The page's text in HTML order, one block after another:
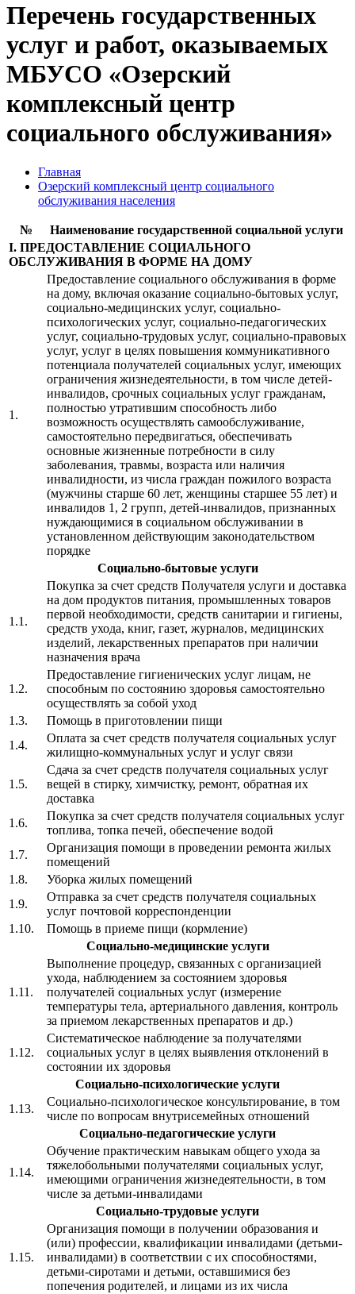
Перечень государственных
услуг и работ, оказываемых
МБУСО «Озерский
комплексный центр
социального обслуживания»
Главная
Озерский комплексный центр социального
обслуживания населения
№
Наименование государственной социальной услуги
I. ПРЕДОСТАВЛЕНИЕ СОЦИАЛЬНОГО
ОБСЛУЖИВАНИЯ В ФОРМЕ НА ДОМУ
1.
Предоставление социального обслуживания в форме
на дому, включая оказание социально-бытовых услуг,
социально-медицинских услуг, социально-
психологических услуг, социально-педагогических
услуг, социально-трудовых услуг, социально-правовых
услуг, услуг в целях повышения коммуникативного
потенциала получателей социальных услуг, имеющих
ограничения жизнедеятельности, в том числе детей-
инвалидов, срочных социальных услуг гражданам,
полностью утратившим способность либо
возможность осуществлять самообслуживание,
самостоятельно передвигаться, обеспечивать
основные жизненные потребности в силу
заболевания, травмы, возраста или наличия
инвалидности, из числа граждан пожилого возраста
(мужчины старше 60 лет, женщины старшее 55 лет) и
инвалидов 1, 2 групп, детей-инвалидов, признанных
нуждающимися в социальном обслуживании в
установленном действующим законодательством
порядке
Социально-бытовые услуги
1.1.
Покупка за счет средств Получателя услуги и доставка
на дом продуктов питания, промышленных товаров
первой необходимости, средств санитарии и гигиены,
средств ухода, книг, газет, журналов, медицинских
изделий, лекарственных препаратов при наличии
назначения врача
1.2.
Предоставление гигиенических услуг лицам, не
способным по состоянию здоровья самостоятельно
осуществлять за собой уход
1.3.
Помощь в приготовлении пищи
1.4.
Оплата за счет средств получателя социальных услуг
жилищно-коммунальных услуг и услуг связи
1.5.
Сдача за счет средств получателя социальных услуг
вещей в стирку, химчистку, ремонт, обратная их
доставка
1.6.
Покупка за счет средств получателя социальных услуг
топлива, топка печей, обеспечение водой
1.7.
Организация помощи в проведении ремонта жилых
помещений
1.8.
Уборка жилых помещений
1.9.
Отправка за счет средств получателя социальных
услуг почтовой корреспонденции
1.10.
Помощь в приеме пищи (кормление)
Социально-медицинские услуги
1.11.
Выполнение процедур, связанных с организацией
ухода, наблюдением за состоянием здоровья
получателей социальных услуг (измерение
температуры тела, артериального давления, контроль
за приемом лекарственных препаратов и др.)
1.12.
Систематическое наблюдение за получателями
социальных услуг в целях выявления отклонений в
состоянии их здоровья
Социально-психологические услуги
1.13.
Социально-психологическое консультирование, в том
числе по вопросам внутрисемейных отношений
Социально-педагогические услуги
1.14.
Обучение практическим навыкам общего ухода за
тяжелобольными получателями социальных услуг,
имеющими ограничения жизнедеятельности, в том
числе за детьми-инвалидами
Социально-трудовые услуги
1.15.
Организация помощи в получении образования и
(или) профессии, квалификации инвалидами (детьми-
инвалидами) в соответствии с их способностями,
детьми-сиротами и детьми, оставшимися без
попечения родителей, и лицами из их числа